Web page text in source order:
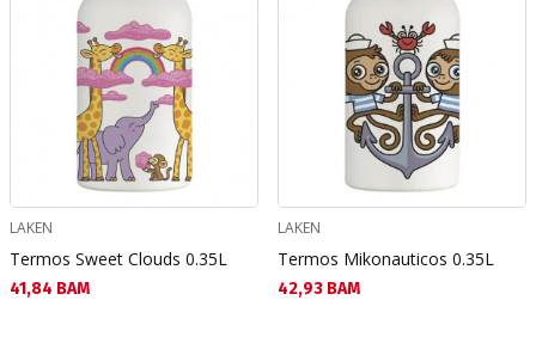
LAKEN
Termos Sweet Clouds 0.35L
Текуща цена:
41,84 BAM
LAKEN
Termos Mikonauticos 0.35L
Текуща цена:
42,93 BAM